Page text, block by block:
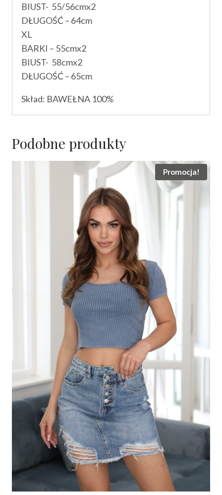
BIUST- 55/56cmx2
DŁUGOŚĆ – 64cm
XL
BARKI – 55cmx2
BIUST- 58cmx2
DŁUGOŚĆ – 65cm
Skład: BAWEŁNA 100%
Podobne produkty
Promocja!